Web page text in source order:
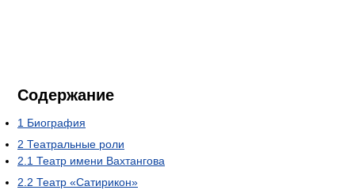
Содержание
1 Биография
2 Театральные роли
2.1 Театр имени Вахтангова
2.2 Театр «Сатирикон»